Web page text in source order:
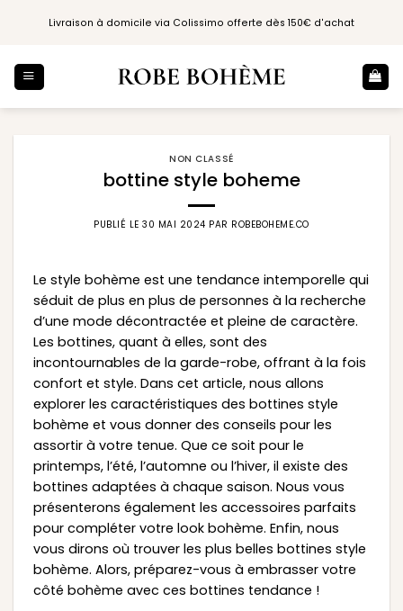
Livraison à domicile via Colissimo offerte dès 150€ d'achat
NON CLASSÉ
bottine style boheme
PUBLIÉ LE30 MAI 2024 PAR ROBEBOHEME.CO
Le style bohème est une tendance intemporelle qui
séduit de plus en plus de personnes à la recherche
d’une mode décontractée et pleine de caractère.
Les bottines, quant à elles, sont des
incontournables de la garde-robe, offrant à la fois
confort et style. Dans cet article, nous allons
explorer les caractéristiques des bottines style
bohème et vous donner des conseils pour les
assortir à votre tenue. Que ce soit pour le
printemps, l’été, l’automne ou l’hiver, il existe des
bottines adaptées à chaque saison. Nous vous
présenterons également les accessoires parfaits
pour compléter votre look bohème. Enfin, nous
vous dirons où trouver les plus belles bottines style
bohème. Alors, préparez-vous à embrasser votre
côté bohème avec ces bottines tendance !